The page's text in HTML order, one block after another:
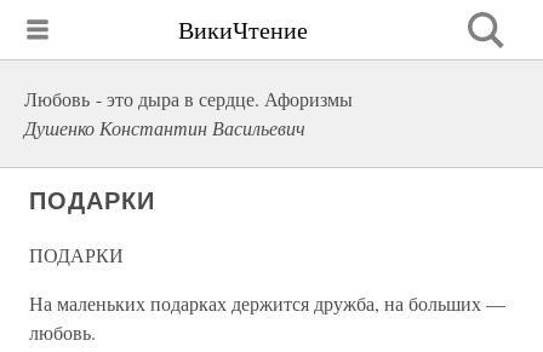
ВикиЧтение
Любовь - это дыра в сердце. Афоризмы
Душенко Константин Васильевич
ПОДАРКИ
ПОДАРКИ
На маленьких подарках держится дружба, на больших —
любовь.